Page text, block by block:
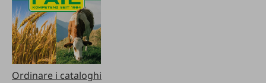
Ordinare i cataloghi